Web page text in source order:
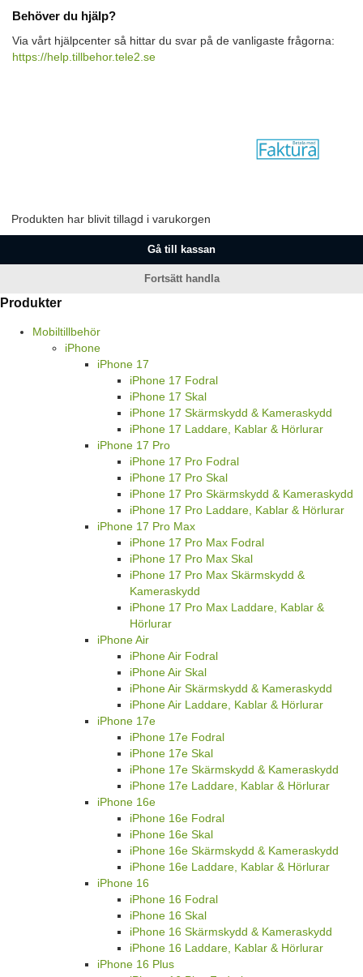
Behöver du hjälp?
Via vårt hjälpcenter så hittar du svar på de vanligaste frågorna:
https://help.tillbehor.tele2.se
Produkten har blivit tillagd i varukorgen
Gå till kassan
Fortsätt handla
Produkter
Mobiltillbehör
iPhone
iPhone 17
iPhone 17 Fodral
iPhone 17 Skal
iPhone 17 Skärmskydd & Kameraskydd
iPhone 17 Laddare, Kablar & Hörlurar
iPhone 17 Pro
iPhone 17 Pro Fodral
iPhone 17 Pro Skal
iPhone 17 Pro Skärmskydd & Kameraskydd
iPhone 17 Pro Laddare, Kablar & Hörlurar
iPhone 17 Pro Max
iPhone 17 Pro Max Fodral
iPhone 17 Pro Max Skal
iPhone 17 Pro Max Skärmskydd &
Kameraskydd
iPhone 17 Pro Max Laddare, Kablar &
Hörlurar
iPhone Air
iPhone Air Fodral
iPhone Air Skal
iPhone Air Skärmskydd & Kameraskydd
iPhone Air Laddare, Kablar & Hörlurar
iPhone 17e
iPhone 17e Fodral
iPhone 17e Skal
iPhone 17e Skärmskydd & Kameraskydd
iPhone 17e Laddare, Kablar & Hörlurar
iPhone 16e
iPhone 16e Fodral
iPhone 16e Skal
iPhone 16e Skärmskydd & Kameraskydd
iPhone 16e Laddare, Kablar & Hörlurar
iPhone 16
iPhone 16 Fodral
iPhone 16 Skal
iPhone 16 Skärmskydd & Kameraskydd
iPhone 16 Laddare, Kablar & Hörlurar
iPhone 16 Plus